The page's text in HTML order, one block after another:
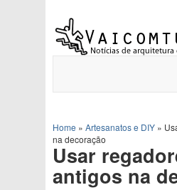
Home » Artesanatos e DIY »
na decoração
Usar
antigos na